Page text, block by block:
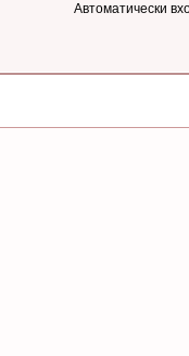
Автоматически